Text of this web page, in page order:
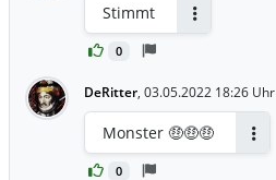
0
Stimmt
DeRitter, 03.05.2022 18:26 Uhr
0
Monster 🤑🤑🤑